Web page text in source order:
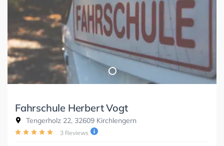
Fahrschule Herbert Vogt
Tengerholz 22, 32609 Kirchlengern
3 Reviews